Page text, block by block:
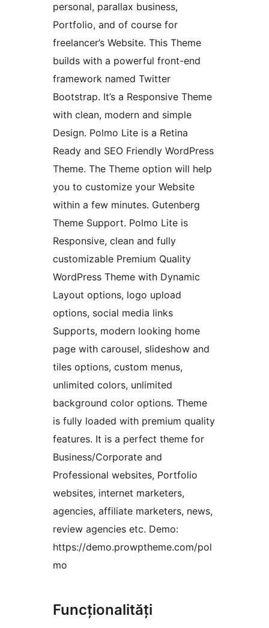
personal, parallax business,
Portfolio, and of course for
freelancer’s Website. This Theme
builds with a powerful front-end
framework named Twitter
Bootstrap. It’s a Responsive Theme
with clean, modern and simple
Design. Polmo Lite is a Retina
Ready and SEO Friendly WordPress
Theme. The Theme option will help
you to customize your Website
within a few minutes. Gutenberg
Theme Support. Polmo Lite is
Responsive, clean and fully
customizable Premium Quality
WordPress Theme with Dynamic
Layout options, logo upload
options, social media links
Supports, modern looking home
page with carousel, slideshow and
tiles options, custom menus,
unlimited colors, unlimited
background color options. Theme
is fully loaded with premium quality
features. It is a perfect theme for
Business/Corporate and
Professional websites, Portfolio
websites, internet marketers,
agencies, affiliate marketers, news,
review agencies etc. Demo:
https://demo.prowptheme.com/pol
mo
Funcționalități